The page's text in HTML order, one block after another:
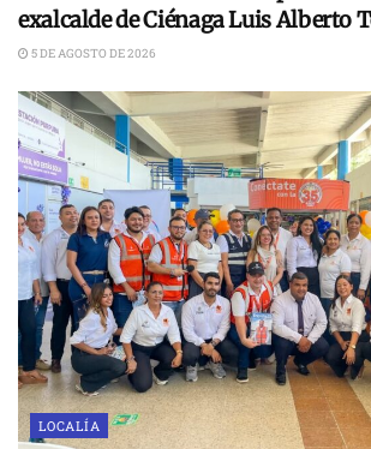
exalcalde de Ciénaga Luis Alberto
5 DE AGOSTO DE 2026
LOCALÍA